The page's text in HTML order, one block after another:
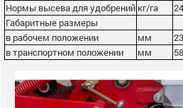
Нормы высева для удобрений кг/га
Габаритные размеры
в рабочем положении
мм
в транспортном положении
мм